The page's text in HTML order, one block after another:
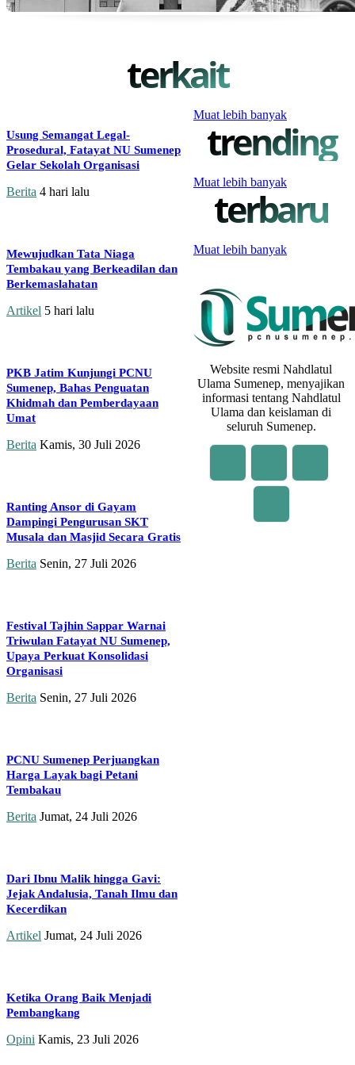
terkait
Usung Semangat Legal-
Prosedural, Fatayat NU Sumenep
Gelar Sekolah Organisasi
Berita 4 hari lalu
Mewujudkan Tata Niaga
Tembakau yang Berkeadilan dan
Berkemaslahatan
Artikel 5 hari lalu
PKB Jatim Kunjungi PCNU
Sumenep, Bahas Penguatan
Khidmah dan Pemberdayaan
Umat
Berita Kamis, 30 Juli 2026
Ranting Ansor di Gayam
Dampingi Pengurusan SKT
Musala dan Masjid Secara Gratis
Berita Senin, 27 Juli 2026
Festival Tajhin Sappar Warnai
Triwulan Fatayat NU Sumenep,
Upaya Perkuat Konsolidasi
Organisasi
Berita Senin, 27 Juli 2026
PCNU Sumenep Perjuangkan
Harga Layak bagi Petani
Tembakau
Berita Jumat, 24 Juli 2026
Dari Ibnu Malik hingga Gavi:
Jejak Andalusia, Tanah Ilmu dan
Kecerdikan
Artikel Jumat, 24 Juli 2026
Ketika Orang Baik Menjadi
Pembangkang
Opini Kamis, 23 Juli 2026
Muat lebih banyak
trending
Muat lebih banyak
terbaru
Muat lebih banyak
Website resmi Nahdlatul
Ulama Sumenep, menyajikan
informasi tentang Nahdlatul
Ulama dan keislaman di
seluruh Sumenep.